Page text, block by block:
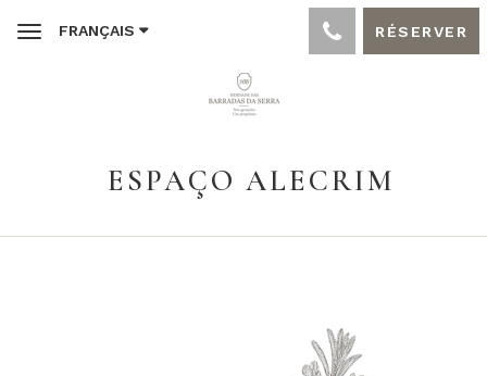
ToggleFRANÇAIS RÉSERVER
ESPAÇO ALECRIM